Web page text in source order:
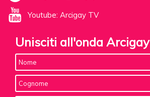
Youtube: Arcigay TV
Unisciti all'onda Arcigay